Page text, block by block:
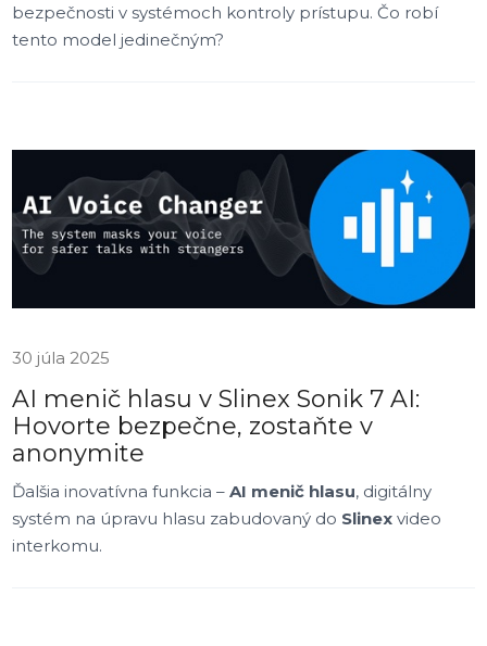
bezpečnosti v systémoch kontroly prístupu. Čo robí
tento model jedinečným?
30 júla 2025
AI menič hlasu v Slinex Sonik 7 AI:
Hovorte bezpečne, zostaňte v
anonymite
Ďalšia inovatívna funkcia –AI menič hlasu, digitálny
systém na úpravu hlasu zabudovaný do Slinex video
interkomu.